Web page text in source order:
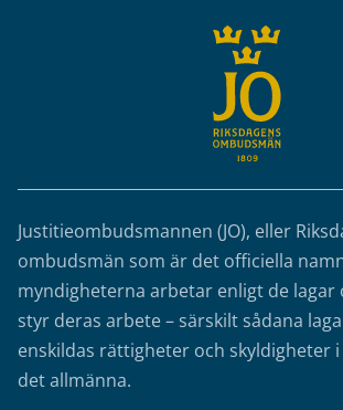
Justitieombudsmannen (JO), eller
ombudsmän som är det officiella
myndigheterna arbetar enligt de lagar
styr deras arbete – särskilt sådana
enskildas rättigheter och skyldigheter
det allmänna.